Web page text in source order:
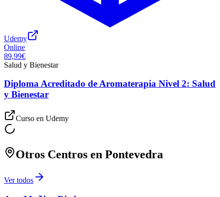
Udemy
Online
89,99€
Salud y Bienestar
Diploma Acreditado de Aromaterapia Nivel 2: Salud
y Bienestar
Curso en Udemy
Otros Centros en Pontevedra
Ver todos